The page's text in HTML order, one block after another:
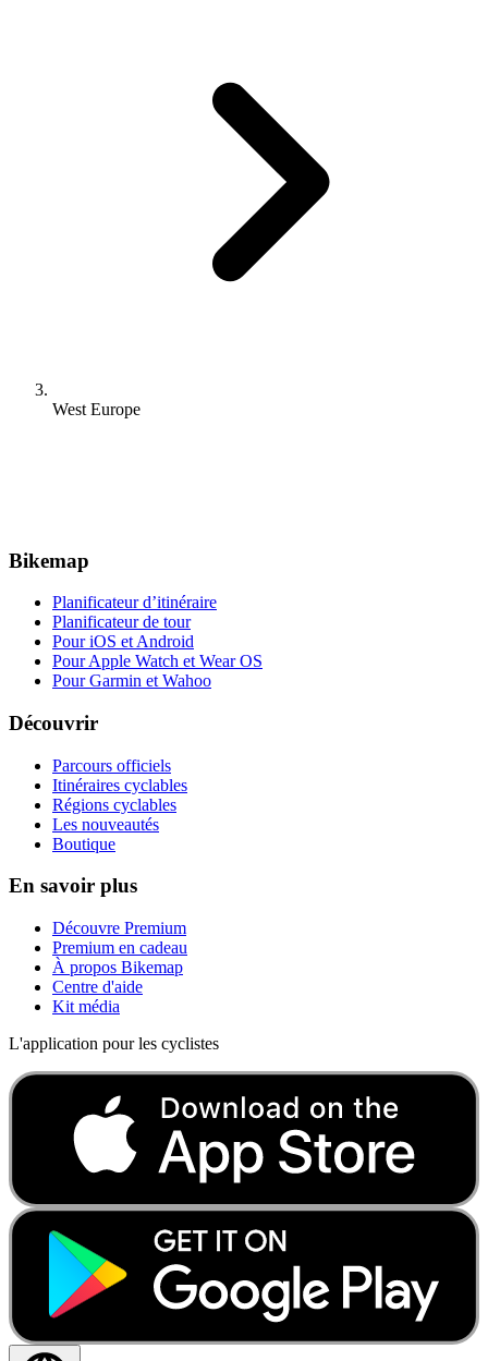
West Europe
Bikemap
Planificateur d’itinéraire
Planificateur de tour
Pour iOS et Android
Pour Apple Watch et Wear OS
Pour Garmin et Wahoo
Découvrir
Parcours officiels
Itinéraires cyclables
Régions cyclables
Les nouveautés
Boutique
En savoir plus
Découvre Premium
Premium en cadeau
À propos Bikemap
Centre d'aide
Kit média
L'application pour les cyclistes